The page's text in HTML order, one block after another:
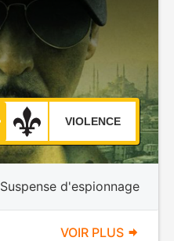
VIOLENCE
Suspense d'espionnage
VOIR PLUS